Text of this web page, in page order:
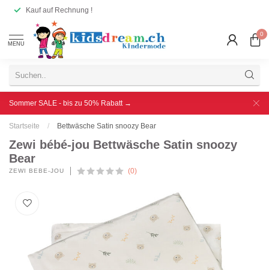
Kauf auf Rechnung !
MENU
0
Sommer SALE - bis zu 50% Rabatt →
Startseite / Bettwäsche Satin snoozy Bear
Zewi bébé-jou Bettwäsche Satin snoozy
Bear
ZEWI BÉBÉ-JOU (0)